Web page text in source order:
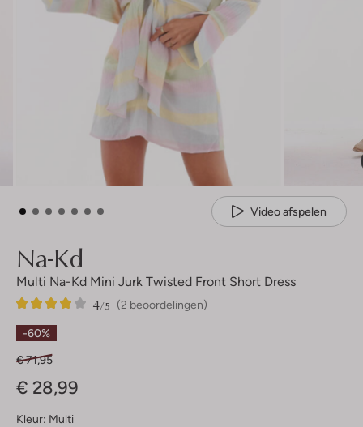
Video afspelen
Na-Kd
Multi Na-Kd Mini Jurk Twisted Front Short Dress
(2 beoordelingen)
4/5
2
4
Sterren
-60%
€ 71,95
€ 28,99
Kleur: Multi